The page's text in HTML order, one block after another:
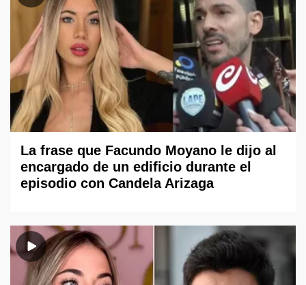
La frase que Facundo Moyano le dijo al
encargado de un edificio durante el
episodio con Candela Arizaga